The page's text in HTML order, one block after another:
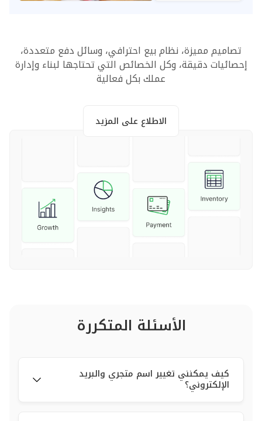
تصاميم مميزة، نظام بيع احترافي، وسائل دفع متعددة،
إحصائيات دقيقة، وكل الخصائص التي تحتاجها لبناء وإدارة
عملك بكل فعالية
الاطلاع على المزيد
الأسئلة المتكررة
كيف يمكنني تغيير اسم متجري والبريد
الإلكتروني؟